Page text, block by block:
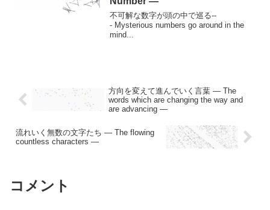
不可解な数字が頭の中で巡る--
- Mysterious numbers go around in the
mind...
方向を変えて進んでいく言葉 — The
words which are changing the way and
are advancing —
流れいく無数の文字たち — The flowing
countless characters —
コメント